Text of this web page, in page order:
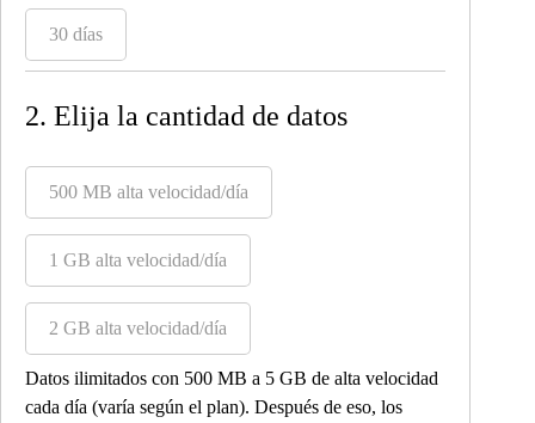
30 días
2. Elija la cantidad de datos
500 MB alta velocidad/día
1 GB alta velocidad/día
2 GB alta velocidad/día
Datos ilimitados con 500 MB a 5 GB de alta velocidad
cada día (varía según el plan). Después de eso, los